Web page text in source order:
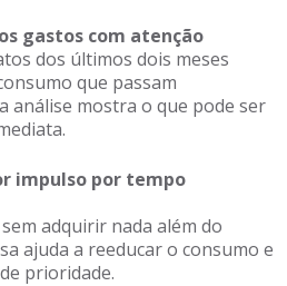
gastos com atenção
dos últimos dois meses
que passam
análise mostra o que pode ser
impulso por tempo
adquirir nada além do
ajuda a reeducar o consumo e
prioridade.